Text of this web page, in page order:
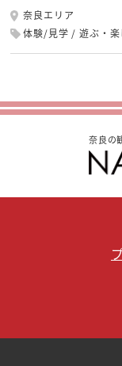
奈良エリア
体験/見学
遊ぶ・楽
奈良の